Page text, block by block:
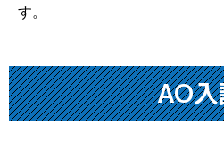
す。
AO